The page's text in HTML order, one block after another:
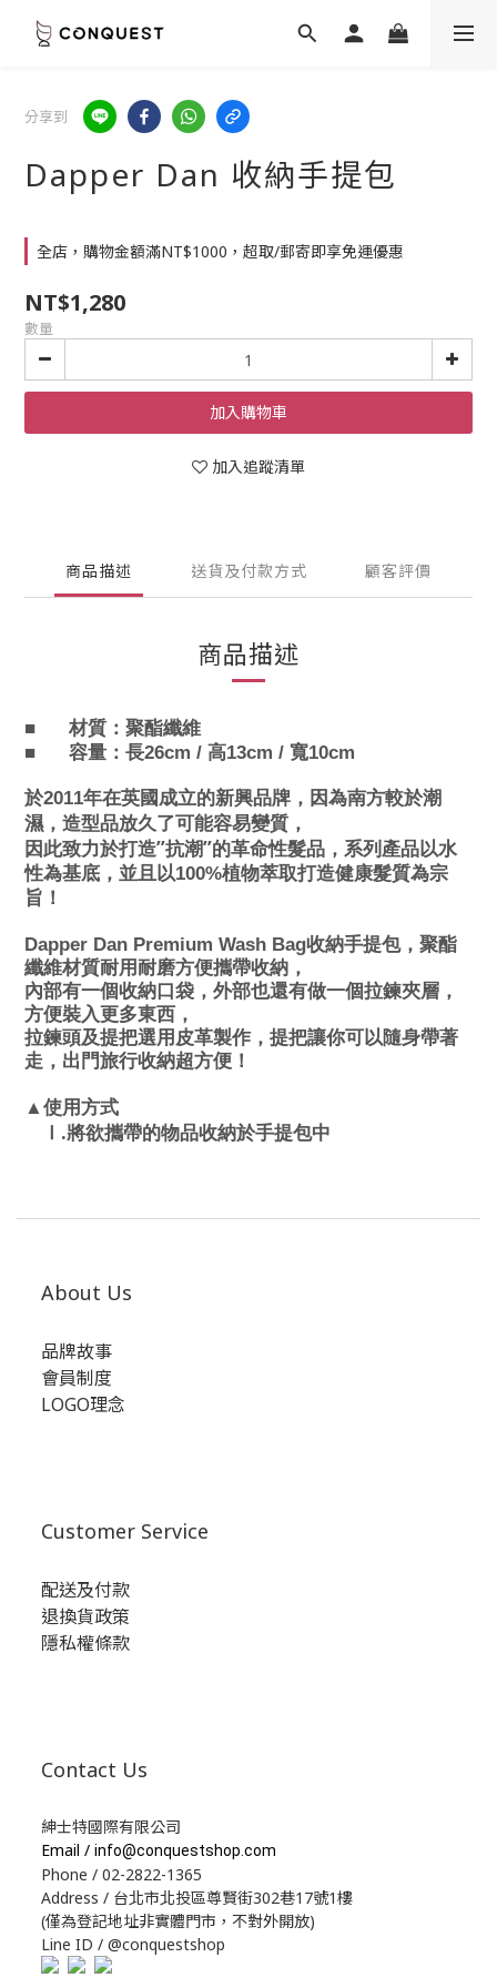
分享到
Dapper Dan 收納手提包
全店，購物金額滿NT$1000，超取/郵寄即享免運優惠
NT$1,280
數量
加入購物車
加入追蹤清單
商品描述 送貨及付款方式 顧客評價
商品描述
■
材質：聚酯纖維
■
容量：長26cm / 高13cm / 寬10cm
於2011年在英國成立的新興品牌，因為南方較於潮
濕，造型品放久了可能容易變質，
因此致力於打造”抗潮”的革命性髮品，系列產品以水
性為基底，並且以100%植物萃取打造健康髮質為宗
旨！
Dapper Dan Premium Wash Bag收納手提包，聚酯
纖維材質耐用耐磨方便攜帶收納，
內部有一個收納口袋，外部也還有做一個拉鍊夾層，
方便裝入更多東西，
拉鍊頭及提把選用皮革製作，提把讓你可以隨身帶著
走，出門旅行收納超方便！
▲使用方式
.將欲攜帶的物品收納於手提包中
About Us
品牌故事
會員制度
LOGO理念
Customer Service
配送及付款
退換貨政策
隱私權條款
Contact Us
紳士特國際有限公司
Email / info@conquestshop.com
Phone / 02-2822-1365
Address / 台北市北投區尊賢街302巷17號1樓
(僅為登記地址非實體門市，不對外開放)
Line ID / @conquestshop